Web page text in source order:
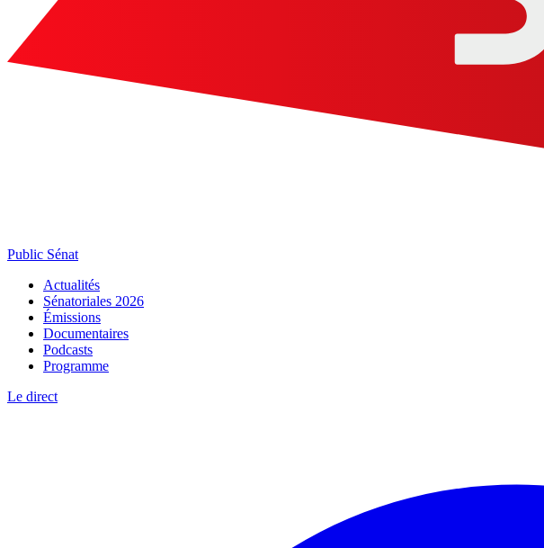
Public Sénat
Actualités
Sénatoriales 2026
Émissions
Documentaires
Podcasts
Programme
Le direct